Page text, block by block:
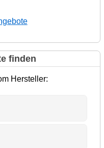
finden
Hersteller: